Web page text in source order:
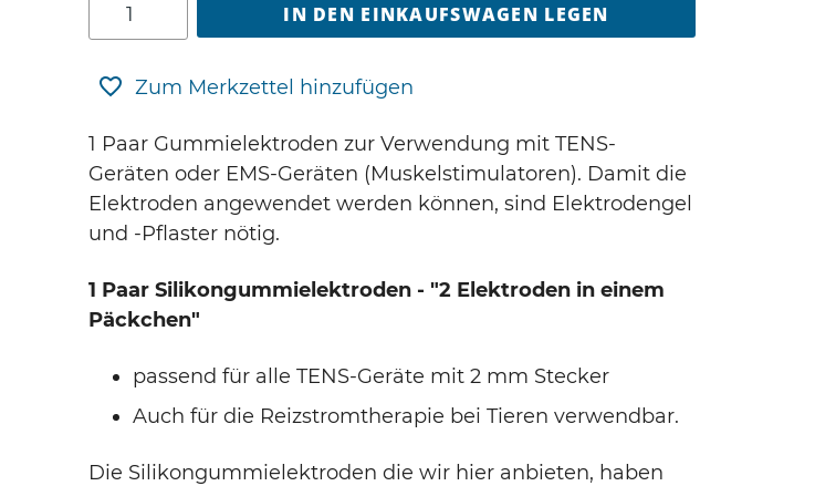
IN DEN EINKAUFSWAGEN LEGEN
Zum Merkzettel hinzufügen
1 Paar Gummielektroden zur Verwendung mit TENS-
Geräten oder EMS-Geräten (Muskelstimulatoren). Damit die
Elektroden angewendet werden können, sind Elektrodengel
und -Pflaster nötig.
1 Paar Silikongummielektroden - "2 Elektroden in einem
Päckchen"
passend für alle TENS-Geräte mit 2 mm Stecker
Auch für die Reizstromtherapie bei Tieren verwendbar.
Die Silikongummielektroden die wir hier anbieten, haben